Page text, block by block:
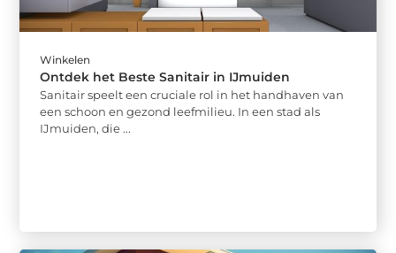
Winkelen
Ontdek het Beste Sanitair in IJmuiden
Sanitair speelt een cruciale rol in het handhaven van
een schoon en gezond leefmilieu. In een stad als
IJmuiden, die ...